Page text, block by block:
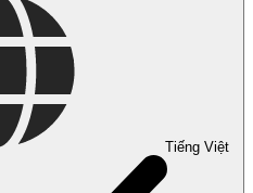
Tiếng Việt